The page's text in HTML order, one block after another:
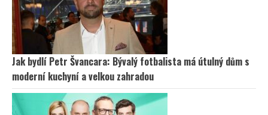
Jak bydlí Petr Švancara: Bývalý fotbalista má útulný dům s
moderní kuchyní a velkou zahradou